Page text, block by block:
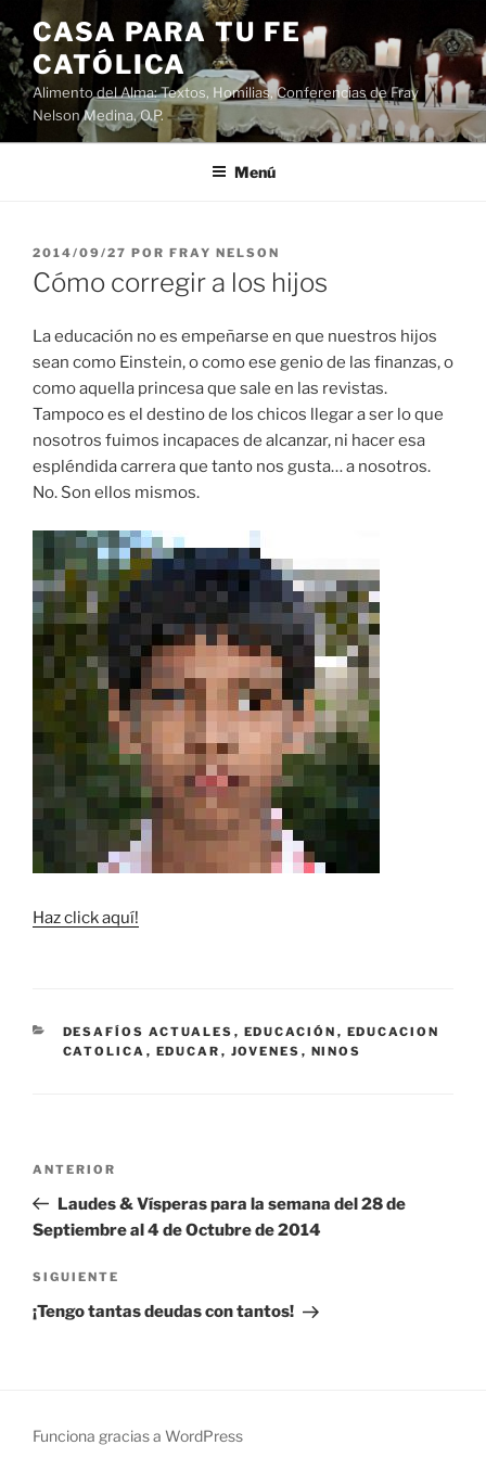
Saltar
al
contenido
CASA PARA TU FE
CATÓLICA
Alimento del Alma: Textos, Homilias, Conferencias de Fray
Nelson Medina, O.P.
Menú
PUBLICADO
EL
2014/09/27 POR FRAY NELSON
Cómo corregir a los hijos
La educación no es empeñarse en que nuestros hijos
sean como Einstein, o como ese genio de las finanzas, o
como aquella princesa que sale en las revistas.
Tampoco es el destino de los chicos llegar a ser lo que
nosotros fuimos incapaces de alcanzar, ni hacer esa
espléndida carrera que tanto nos gusta… a nosotros.
No. Son ellos mismos.
Haz click aquí!
CATEGORÍAS
DESAFÍOS ACTUALES , EDUCACIÓN , EDUCACION
CATOLICA , EDUCAR , JOVENES , NINOS
entradas
Entrada
anterior:
ANTERIOR
Laudes & Vísperas para la semana del 28 de
Septiembre al 4 de Octubre de 2014
Siguiente
entrada
SIGUIENTE
¡Tengo tantas deudas con tantos!
Funciona gracias a WordPress